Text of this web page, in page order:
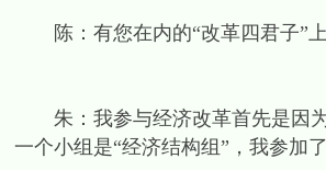
陈：有您在内的“改革四君子”上
朱：我参与经济改革首先是因为
一个小组是“经济结构组”，我参加